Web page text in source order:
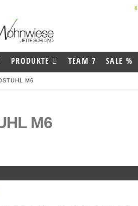
PRODUKTE TEAM 7 SALE %
M6
M6